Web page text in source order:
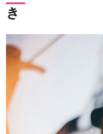
し
世話
焼き
き